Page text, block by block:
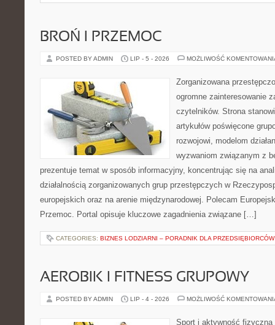
BROŃ I PRZEMOC
POSTED BY ADMIN LIP - 5 - 2026 MOŻLIWOŚĆ
Zorganizowana
ogromne zainteresowanie
czytelników. Strona
artykułów poświęcone
rozwojowi, modelom
wyzwaniom związanym z
prezentuje temat w sposób informacyjny, koncentrując się na
działalnością zorganizowanych grup przestępczych w
europejskich oraz na arenie międzynarodowej. Polecam
Przemoc. Portal opisuje kluczowe zagadnienia związane […]
CATEGORIES: BIZNES LODZIARNI – PORADNIK DLA PRZEDSIĘBIORCÓW
AEROBIK I FITNESS GRUPOWY
POSTED BY ADMIN LIP - 4 - 2026 MOŻLIWOŚĆ
Sport i aktywność